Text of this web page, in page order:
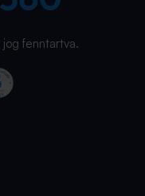
fenntartva.